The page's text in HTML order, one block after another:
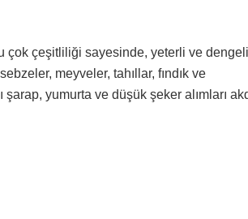
çok çeşitliliği sayesinde, yeterli ve dengeli
meyveler, tahıllar, fındık ve
yumurta ve düşük şeker alımları